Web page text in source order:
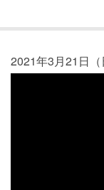
2021年3月21日（